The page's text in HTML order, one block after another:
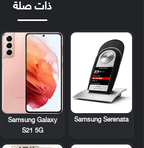
ذات صلة
Samsung Serenata
Samsung Galaxy
S21 5G